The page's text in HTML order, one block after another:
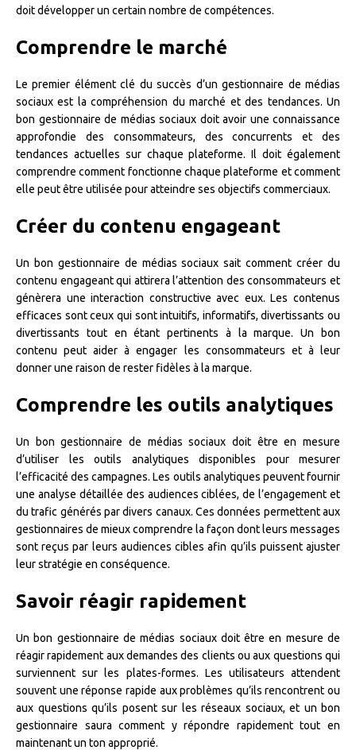
doit développer un certain nombre de compétences.
Comprendre le marché
Le premier élément clé du succès d’un gestionnaire de médias
sociaux est la compréhension du marché et des tendances. Un
bon gestionnaire de médias sociaux doit avoir une connaissance
approfondie des consommateurs, des concurrents et des
tendances actuelles sur chaque plateforme. Il doit également
comprendre comment fonctionne chaque plateforme et comment
elle peut être utilisée pour atteindre ses objectifs commerciaux.
Créer du contenu engageant
Un bon gestionnaire de médias sociaux sait comment créer du
contenu engageant qui attirera l’attention des consommateurs et
génèrera une interaction constructive avec eux. Les contenus
efficaces sont ceux qui sont intuitifs, informatifs, divertissants ou
divertissants tout en étant pertinents à la marque. Un bon
contenu peut aider à engager les consommateurs et à leur
donner une raison de rester fidèles à la marque.
Comprendre les outils analytiques
Un bon gestionnaire de médias sociaux doit être en mesure
d’utiliser les outils analytiques disponibles pour mesurer
l’efficacité des campagnes. Les outils analytiques peuvent fournir
une analyse détaillée des audiences ciblées, de l’engagement et
du trafic générés par divers canaux. Ces données permettent aux
gestionnaires de mieux comprendre la façon dont leurs messages
sont reçus par leurs audiences cibles afin qu’ils puissent ajuster
leur stratégie en conséquence.
Savoir réagir rapidement
Un bon gestionnaire de médias sociaux doit être en mesure de
réagir rapidement aux demandes des clients ou aux questions qui
surviennent sur les plates-formes. Les utilisateurs attendent
souvent une réponse rapide aux problèmes qu’ils rencontrent ou
aux questions qu’ils posent sur les réseaux sociaux, et un bon
gestionnaire saura comment y répondre rapidement tout en
maintenant un ton approprié.